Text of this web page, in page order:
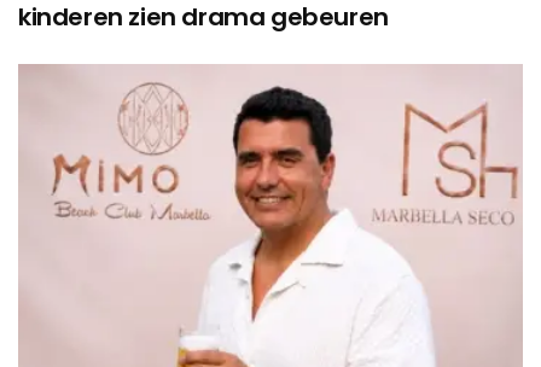
kinderen zien drama gebeuren